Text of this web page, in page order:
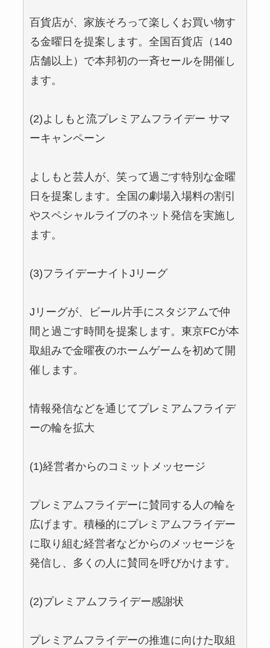
百貨店が、家族そろって楽しくお買い物す
る金曜日を提案します。全国百貨店（140
店舗以上）で本邦初の一斉セールを開催し
ます。
(2)よしもと流プレミアムフライデー サマ
ーキャンペーン
よしもと芸人が、笑って過ごす特別な金曜
日を提案します。全国の劇場入場料の割引
やスペシャルライブのネット発信を実施し
ます。
(3)フライデーナイトJリーグ
Jリーグが、ビール片手にスタジアムで仲
間と過ごす時間を提案します。東京FCが本
取組みで金曜夜のホームゲームを初めて開
催します。
情報発信などを通じてプレミアムフライデ
ーの輪を拡大
(1)経営者からのコミットメッセージ
プレミアムフライデーに賛同する人の輪を
広げます。積極的にプレミアムフライデー
に取り組む経営者などからのメッセージを
発信し、多くの人に賛同を呼びかけます。
(2)プレミアムフライデー感謝状
プレミアムフライデーの推進に向けた取組